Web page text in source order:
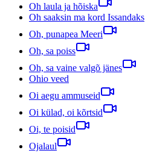
Oh laula ja hõiska
Oh saaksin ma kord Issandaks
Oh, punapea Meeri
Oh, sa poiss
Oh, sa vaine valgõ jänes
Ohio veed
Oi aegu ammuseid
Oi külad, oi kõrtsid
Oi, te poisid
Ojalaul